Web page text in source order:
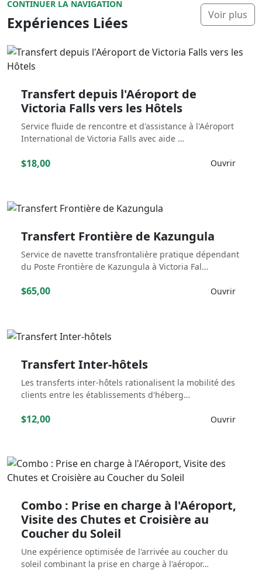
CONTINUER LA NAVIGATION
Expériences Liées Voir plus
Transfert depuis l'Aéroport de
Victoria Falls vers les Hôtels
Service fluide de rencontre et d'assistance à l'Aéroport
International de Victoria Falls avec aide …
$18,00 Ouvrir
Transfert Frontière de Kazungula
Service de navette transfrontalière pratique dépendant
du Poste Frontière de Kazungula à Victoria Fal…
$65,00 Ouvrir
Transfert Inter-hôtels
Les transferts inter-hôtels rationalisent la mobilité des
clients entre les établissements d'héberg…
$12,00 Ouvrir
Combo : Prise en charge à l'Aéroport,
Visite des Chutes et Croisière au
Coucher du Soleil
Une expérience optimisée de l'arrivée au coucher du
soleil combinant la prise en charge à l'aéropor…